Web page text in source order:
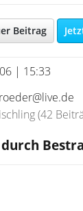
Beitrag
| 15:33
(42